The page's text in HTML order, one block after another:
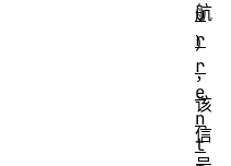
航
）
，
该
信
u
r
r
e
n
t